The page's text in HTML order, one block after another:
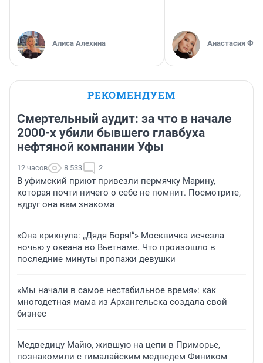
Алиса Алехина Анастасия
РЕКОМЕНДУЕМ
Смертельный аудит: за что в начале
2000-х убили бывшего главбуха
нефтяной компании Уфы
12 часов 8 533 2
В уфимский приют привезли пермячку Марину,
которая почти ничего о себе не помнит. Посмотрите,
вдруг она вам знакома
«Она крикнула: „Дядя Боря!“» Москвичка исчезла
ночью у океана во Вьетнаме. Что произошло в
последние минуты пропажи девушки
«Мы начали в самое нестабильное время»: как
многодетная мама из Архангельска создала свой
бизнес
Медведицу Майю, жившую на цепи в Приморье,
познакомили с гималайским медведем Фиником